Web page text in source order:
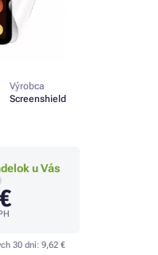
Výrobca
Screenshield
u Vás
30 dní: 9,62 €